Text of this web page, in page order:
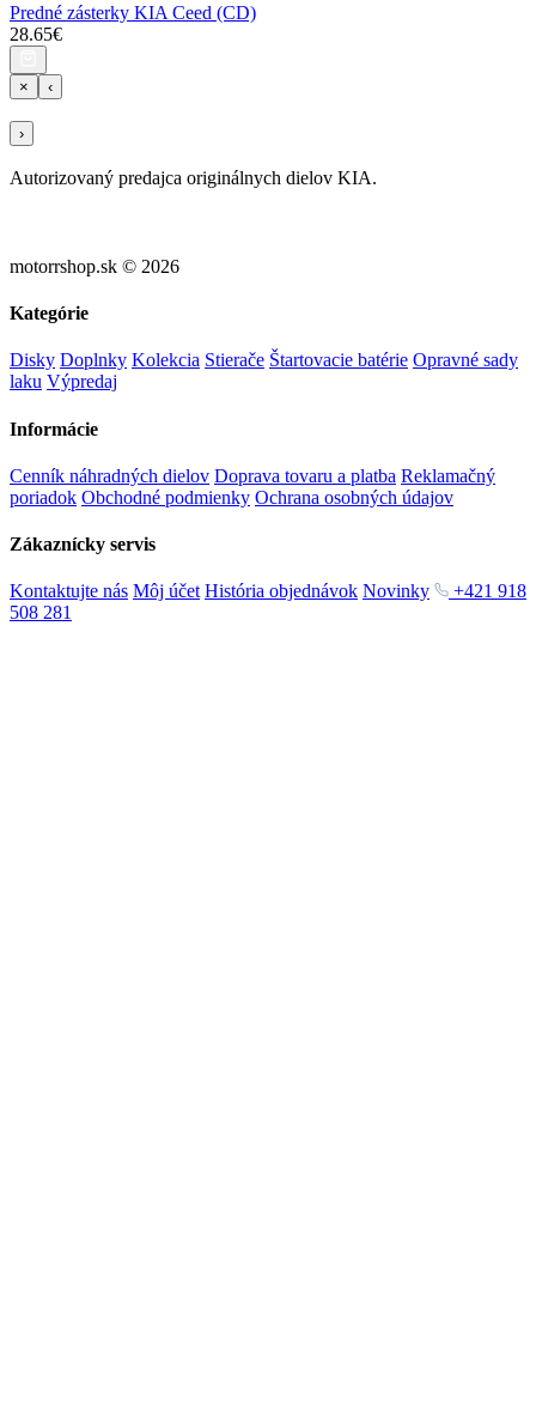
Predné zásterky KIA Ceed (CD)
28.65€
× ‹
›
Autorizovaný predajca originálnych dielov KIA.
motorrshop.sk © 2026
Kategórie
Disky Doplnky Kolekcia Stierače Štartovacie batérie Opravné sady
laku Výpredaj
Informácie
Cenník náhradných dielov Doprava tovaru a platba Reklamačný
poriadok Obchodné podmienky Ochrana osobných údajov
Zákaznícky servis
Kontaktujte nás Môj účet História objednávok Novinky
+421 918
508 281